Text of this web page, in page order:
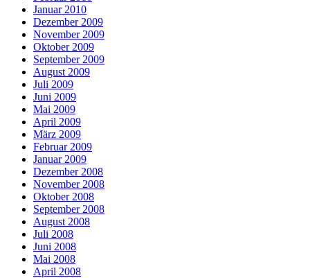
Januar 2010
Dezember 2009
November 2009
Oktober 2009
September 2009
August 2009
Juli 2009
Juni 2009
Mai 2009
April 2009
März 2009
Februar 2009
Januar 2009
Dezember 2008
November 2008
Oktober 2008
September 2008
August 2008
Juli 2008
Juni 2008
Mai 2008
April 2008